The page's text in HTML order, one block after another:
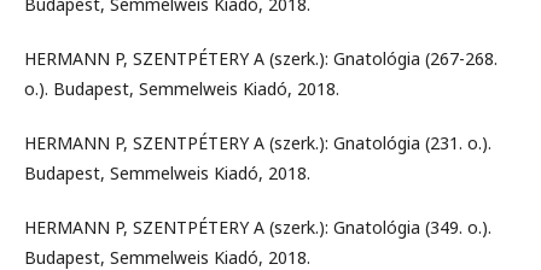
HERMANN P, SZENTPÉTERY A (szerk.): Gnatológia (267-268.
o.). Budapest, Semmelweis Kiadó, 2018.
HERMANN P, SZENTPÉTERY A (szerk.): Gnatológia (231. o.).
Budapest, Semmelweis Kiadó, 2018.
HERMANN P, SZENTPÉTERY A (szerk.): Gnatológia (349. o.).
Budapest, Semmelweis Kiadó, 2018.